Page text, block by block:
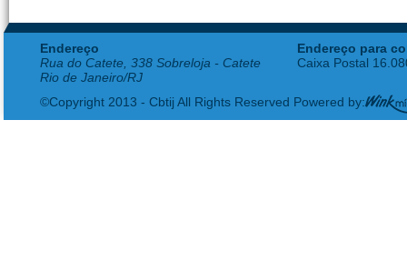
Endereço
Rua do Catete, 338 Sobreloja - Catete
Rio de Janeiro/RJ
Endereço para
Caixa Postal
©Copyright 2013 - Cbtij All Rights Reserved Powered by: